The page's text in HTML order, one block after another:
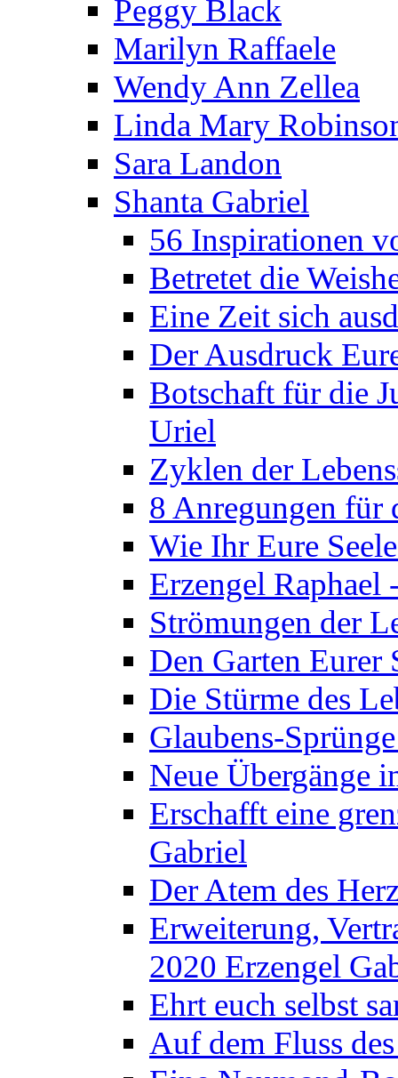
Peggy Black
Marilyn Raffaele
Wendy Ann Zellea
Linda Mary
Sara Landon
Shanta Gabriel
56 Inspirationen
Betretet die
Eine Zeit sich
Der Ausdruck
Botschaft für die
Uriel
Zyklen der
8 Anregungen für
Wie Ihr Eure
Erzengel Raphael
Strömungen der
Den Garten Eurer
Die Stürme des
Glaubens-
Neue Übergänge
Erschafft eine
Gabriel
Der Atem des
Erweiterung,
2020 Erzengel
Ehrt euch selbst
Auf dem Fluss